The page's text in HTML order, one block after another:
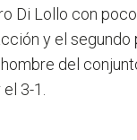
Di Lollo con
y el segundo
del
3-1.